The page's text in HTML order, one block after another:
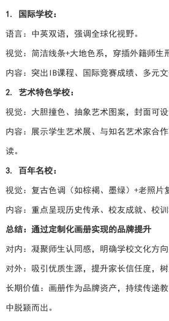
1. 国际学校：
语言：中英双语，强调全球化视野。
视觉：简洁线条+大地色系，穿插外籍师生
内容：突出IB课程、国际竞赛成绩、多元文
2. 艺术特色学校：
视觉：大胆撞色、抽象艺术图案，封面可设
内容：展示学生艺术展、与知名艺术家合
读。
3. 百年名校：
视觉：复古色调（如棕褐、墨绿）+老照片
内容：重点呈现历史传承、校友成就、校训
总结：通过定制化画册实现的品牌提升
对内：凝聚师生认同感，明确学校文化方向
对外：吸引优质生源，提升家长信任度，树
长期价值：画册作为品牌资产，持续传递
中脱颖而出。